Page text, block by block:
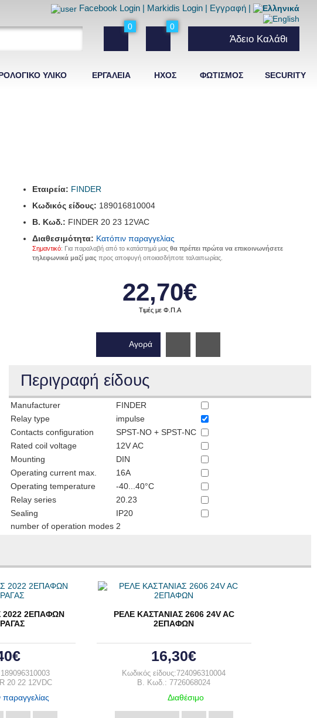
Facebook Login | Markidis Login | Εγγραφή |
Άδειο Καλάθι
0
0
ΥΛΙΚΟ ΕΡΓΑΛΕΙΑ ΗΧΟΣ ΦΩΤΙΣΜΟΣ SECURITY
Εταιρεία: FINDER
Κωδικός είδους: 189016810004
B. Κωδ.: FINDER 20 23 12VAC
Διαθεσιμότητα: Κατόπιν παραγγελίας
Σημαντικό: Για παραλαβή από το κατάστημά μας θα πρέπει πρώτα να επικοινωνήσετε
τηλεφωνικά μαζί μας προς αποφυγή οποιασδήποτε ταλαιπωρίας.
22,70€
Τιμές με Φ.Π.Α
Αγορά
Περιγραφή είδους
Manufacturer
FINDER
Relay type
impulse
Contacts configuration
SPST-NO + SPST-NC
Rated coil voltage
12V AC
Mounting
DIN
Operating current max.
16A
Operating temperature
-40...40°C
Relay series
20.23
Sealing
IP20
number of operation modes 2
2022 2ΕΠΑΦΩΝ
20 22 12VDC
παραγγελίας
ΡΕΛΕ ΚΑΣΤΑΝΙΑΣ 2606 24V AC
2ΕΠΑΦΩΝ
16,30€
Κωδικός είδους:724096310004
B. Κωδ.: 7726068024
Διαθέσιμο